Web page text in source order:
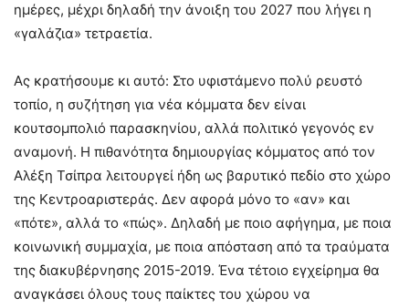
ημέρες, μέχρι δηλαδή την άνοιξη του 2027 που λήγει η
«γαλάζια» τετραετία.
Ας κρατήσουμε κι αυτό: Στο υφιστάμενο πολύ ρευστό
τοπίο, η συζήτηση για νέα κόμματα δεν είναι
κουτσομπολιό παρασκηνίου, αλλά πολιτικό γεγονός εν
αναμονή. Η πιθανότητα δημιουργίας κόμματος από τον
Αλέξη Τσίπρα λειτουργεί ήδη ως βαρυτικό πεδίο στο χώρο
της Κεντροαριστεράς. Δεν αφορά μόνο το «αν» και
«πότε», αλλά το «πώς». Δηλαδή με ποιο αφήγημα, με ποια
κοινωνική συμμαχία, με ποια απόσταση από τα τραύματα
της διακυβέρνησης 2015-2019. Ένα τέτοιο εγχείρημα θα
αναγκάσει όλους τους παίκτες του χώρου να